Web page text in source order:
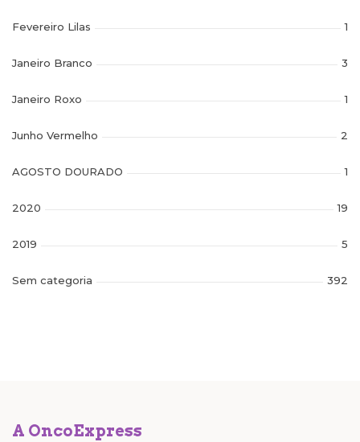
Fevereiro Lilas 1
Janeiro Branco 3
Janeiro Roxo 1
Junho Vermelho 2
AGOSTO DOURADO 1
2020 19
2019 5
Sem categoria 392
A OncoExpress